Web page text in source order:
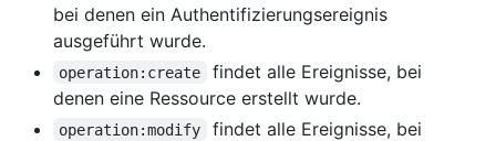
bei denen ein Authentifizierungsereignis
ausgeführt wurde.
operation:create
findet alle Ereignisse, bei
denen eine Ressource erstellt wurde.
operation:modify
findet alle Ereignisse, bei